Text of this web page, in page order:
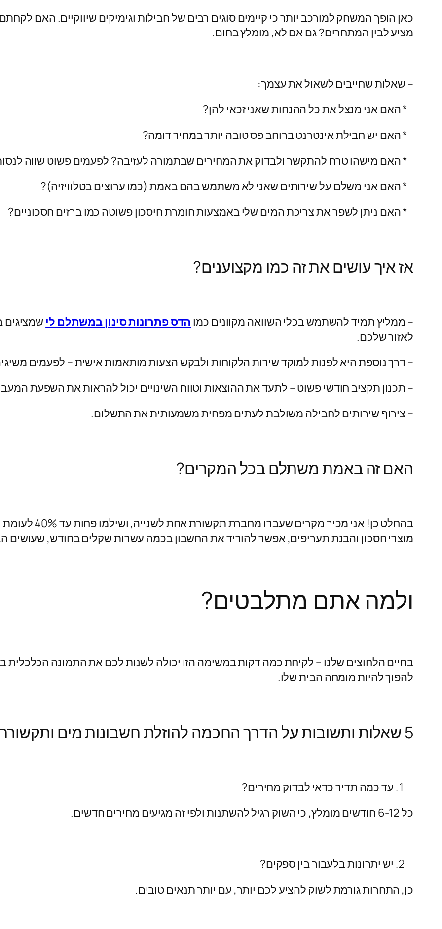
כאן הופך המשחק למורכב יותר כי קיימים סוגים רבים של חבילות וגימיקים שיווקיים. האם
מציע לבין המתחרים? גם אם לא, מומלץ בחום.
– שאלות שחייבים לשאול את עצמך:
* האם אני מנצל את כל ההנחות שאני זכאי להן?
* האם יש חבילת אינטרנט ברוחב פס טובה יותר במחיר דומה?
* האם מישהו טרח להתקשר ולבדוק את המחירים שבתמורה לעזיבה? לפעמים פשוט שווה
* האם אני משלם על שירותים שאני לא משתמש בהם באמת (כמו ערוצים בטלוויזיה)?
* האם ניתן לשפר את צריכת המים שלי באמצעות חומרת חיסכון פשוטה כמו ברזים חסכוניים?
אז איך עושים את זה כמו מקצוענים?
– ממליץ תמיד להשתמש בכלי השוואה מקוונים כמו הדס פתרונות סינון במשתלם לי שמציגים
לאזור שלכם.
– דרך נוספת היא לפנות למוקד שירות הלקוחות ולבקש הצעות מותאמות אישית – לפעמים
– תכנון תקציב חודשי פשוט – לתעד את ההוצאות וטווח השינויים יכול להראות את השפעת
– צירוף שירותים לחבילה משולבת לעתים מפחית משמעותית את התשלום.
האם זה באמת משתלם בכל המקרים?
בהחלט כן! אני
מוצרי חסכון והבנת תעריפים, אפשר להוריד את החשבון בכמה עשרות שקלים בחודש, שעושים
ולמה אתם מתלבטים?
בחיים הלחוצים שלנו – לקיחת כמה דקות במשימה הזו יכולה לשנות לכם את התמונה הכלכלית
להפוך להיות מומחה הבית שלו.
5 שאלות ותשובות על הדרך החכמה להוזלת חשבונות מים ותקשורת:
עד כמה תדיר כדאי לבדוק מחירים?
כל 6-12 חודשים מומלץ, כי השוק רגיל להשתנות ולפי זה מגיעים מחירים חדשים.
יש יתרונות בלעבור בין ספקים?
כן, התחרות גורמת לשוק להציע לכם יותר, עם יותר תנאים טובים.